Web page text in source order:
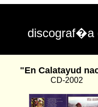
discograf�a
"En Calatayud
CD-2002